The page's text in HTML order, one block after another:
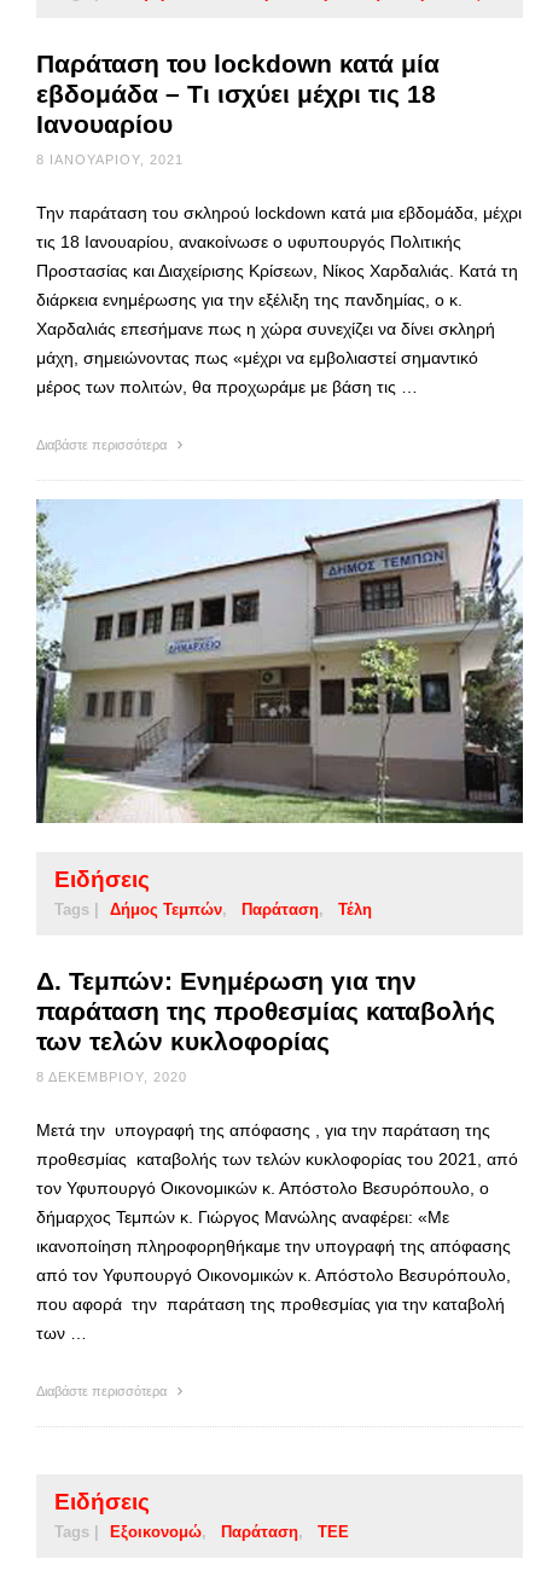
Παράταση του lockdown κατά μία
εβδομάδα – Τι ισχύει μέχρι τις 18
Ιανουαρίου
8 ΙΑΝΟΥΑΡΊΟΥ, 2021
Την παράταση του σκληρού lockdown κατά μια εβδομάδα, μέχρι
τις 18 Ιανουαρίου, ανακοίνωσε ο υφυπουργός Πολιτικής
Προστασίας και Διαχείρισης Κρίσεων, Νίκος Χαρδαλιάς. Κατά τη
διάρκεια ενημέρωσης για την εξέλιξη της πανδημίας, ο κ.
Χαρδαλιάς επεσήμανε πως η χώρα συνεχίζει να δίνει σκληρή
μάχη, σημειώνοντας πως «μέχρι να εμβολιαστεί σημαντικό
μέρος των πολιτών, θα προχωράμε με βάση τις …
Διαβάστε περισσότερα
Ειδήσεις
Tags | Δήμος Τεμπών Παράταση Τέλη
Δ. Τεμπών: Ενημέρωση για την
παράταση της προθεσμίας καταβολής
των τελών κυκλοφορίας
8 ΔΕΚΕΜΒΡΊΟΥ, 2020
Μετά την υπογραφή της απόφασης , για την παράταση της
προθεσμίας καταβολής των τελών κυκλοφορίας του 2021, από
τον Υφυπουργό Οικονομικών κ. Απόστολο Βεσυρόπουλο, ο
δήμαρχος Τεμπών κ. Γιώργος Μανώλης αναφέρει: «Με
ικανοποίηση πληροφορηθήκαμε την υπογραφή της απόφασης
από τον Υφυπουργό Οικονομικών κ. Απόστολο Βεσυρόπουλο,
που αφορά την παράταση της προθεσμίας για την καταβολή
των …
Διαβάστε περισσότερα
Ειδήσεις
Tags | Εξοικονομώ Παράταση ΤΕΕ